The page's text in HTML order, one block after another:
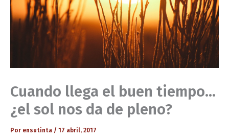
Cuando llega el buen tiempo…
¿el sol nos da de pleno?
Por ensutinta / 17 abril, 2017